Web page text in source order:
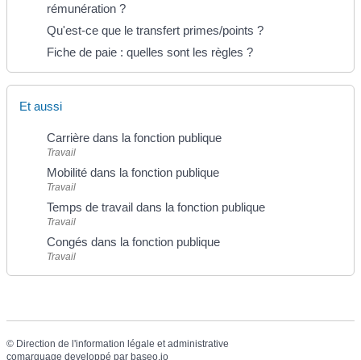
rémunération ?
Qu'est-ce que le transfert primes/points ?
Fiche de paie : quelles sont les règles ?
Et aussi
Carrière dans la fonction publique
Travail
Mobilité dans la fonction publique
Travail
Temps de travail dans la fonction publique
Travail
Congés dans la fonction publique
Travail
© Direction de l'information légale et administrative
comarquage developpé par baseo.io